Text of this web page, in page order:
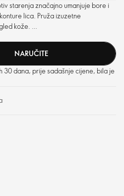
starenja značajno umanjuje bore i
lica. Pruža izuzetne
kože.
NARUČITE
30 dana, prije sadašnje cijene, bila je